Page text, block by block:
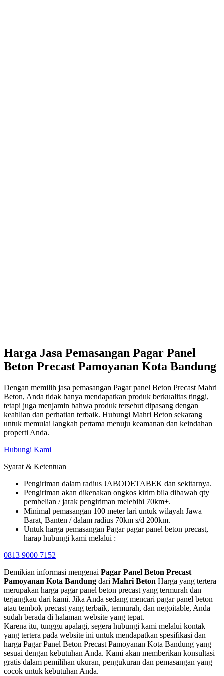
Harga Jasa Pemasangan Pagar Panel
Beton Precast Pamoyanan Kota Bandung
Dengan memilih jasa pemasangan Pagar panel Beton Precast Mahri
Beton, Anda tidak hanya mendapatkan produk berkualitas tinggi,
tetapi juga menjamin bahwa produk tersebut dipasang dengan
keahlian dan perhatian terbaik. Hubungi Mahri Beton sekarang
untuk memulai langkah pertama menuju keamanan dan keindahan
properti Anda.
Hubungi Kami
Syarat & Ketentuan
Pengiriman dalam radius JABODETABEK dan sekitarnya.
Pengiriman akan dikenakan ongkos kirim bila dibawah qty
pembelian / jarak pengiriman melebihi 70km+.
Minimal pemasangan 100 meter lari untuk wilayah Jawa
Barat, Banten / dalam radius 70km s/d 200km.
Untuk harga pemasangan Pagar pagar panel beton precast,
harap hubungi kami melalui :
0813 9000 7152
Demikian informasi mengenai Pagar Panel Beton Precast
Pamoyanan Kota Bandung dari Mahri Beton Harga yang tertera
merupakan harga pagar panel beton precast yang termurah dan
terjangkau dari kami. Jika Anda sedang mencari pagar panel beton
atau tembok precast yang terbaik, termurah, dan negoitable, Anda
sudah berada di halaman website yang tepat.
Karena itu, tunggu apalagi, segera hubungi kami melalui kontak
yang tertera pada website ini untuk mendapatkan spesifikasi dan
harga Pagar Panel Beton Precast Pamoyanan Kota Bandung yang
sesuai dengan kebutuhan Anda. Kami akan memberikan konsultasi
gratis dalam pemilihan ukuran, pengukuran dan pemasangan yang
cocok untuk kebutuhan Anda.